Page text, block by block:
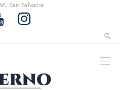
San Salvador